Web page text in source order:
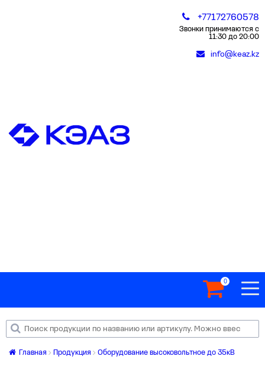
+77172760578
Звонки принимаются с
11:30 до 20:00
info@keaz.kz
0
Главная Продукция Оборудование высоковольтное до 35кВ